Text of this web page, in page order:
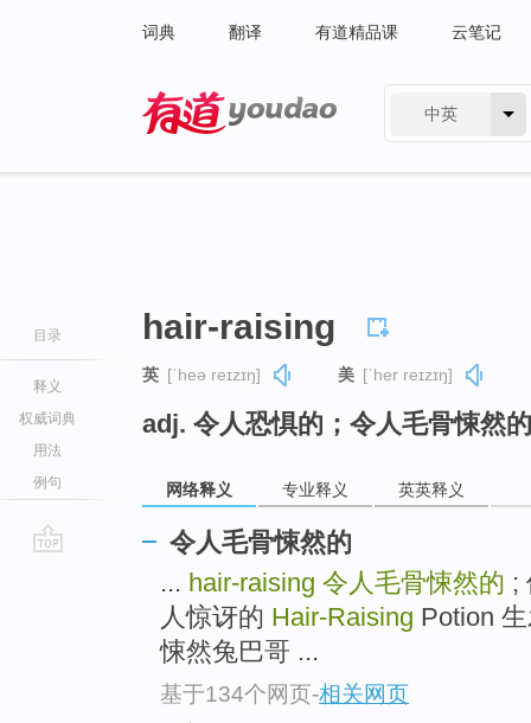
词典 翻译 有道精品课 云笔记
中英
目录
释义
权威词典
用法
例句
hair-raising
英 [ˈheə reɪzɪŋ] 美 [ˈher reɪzɪŋ]
adj. 令人恐惧的；令人毛骨悚然的
网络释义 专业释义 英英释义
令人毛骨悚然的
... hair-raising 令人毛骨悚然的 ;
人惊讶的 Hair-Raising Potion
悚然兔巴哥 ...
基于134个网页-相关网页